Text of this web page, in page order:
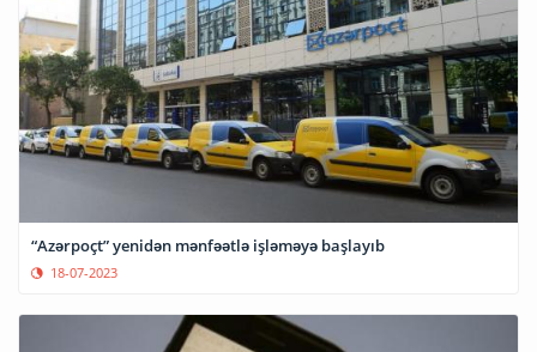
“Azərpoçt” yenidən mənfəətlə işləməyə başlayıb
18-07-2023